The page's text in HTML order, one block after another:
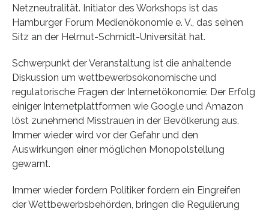
Netzneutralität. Initiator des Workshops ist das
Hamburger Forum Medienökonomie e. V., das seinen
Sitz an der Helmut-Schmidt-Universität hat.
Schwerpunkt der Veranstaltung ist die anhaltende
Diskussion um wettbewerbsökonomische und
regulatorische Fragen der Internetökonomie: Der Erfolg
einiger Internetplattformen wie Google und Amazon
löst zunehmend Misstrauen in der Bevölkerung aus.
Immer wieder wird vor der Gefahr und den
Auswirkungen einer möglichen Monopolstellung
gewarnt.
Immer wieder fordern Politiker fordern ein Eingreifen
der Wettbewerbsbehörden, bringen die Regulierung